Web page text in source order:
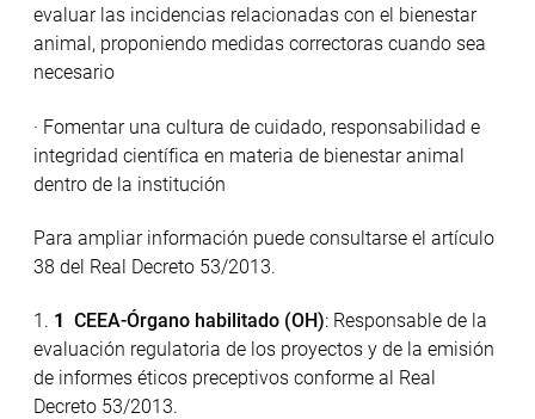
evaluar las incidencias relacionadas con el bienestar
animal, proponiendo medidas correctoras cuando sea
necesario
· Fomentar una cultura de cuidado, responsabilidad e
integridad científica en materia de bienestar animal
dentro de la institución
Para ampliar información puede consultarse el artículo
38 del Real Decreto 53/2013.
CEEA-Órgano habilitado (OH): Responsable de la
evaluación regulatoria de los proyectos y de la emisión
de informes éticos preceptivos conforme al Real
Decreto 53/2013.